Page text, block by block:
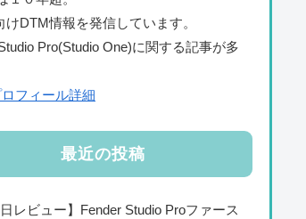
けDTM情報を発信しています。
Pro(Studio One)に関する記事が多
フィール詳細
最近の投稿
日レビュー】Fender Studio Proファース